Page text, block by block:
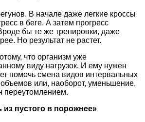
В начале даже легкие кроссы
в беге. А затем прогресс
бы те же тренировки, даже
Но результат не растет.
что организм уже
виду нагрузок. И ему нужен
помочь смена видов интервальных
или, наоборот, уменьшение,
переутомлением.
из пустого в порожнее»